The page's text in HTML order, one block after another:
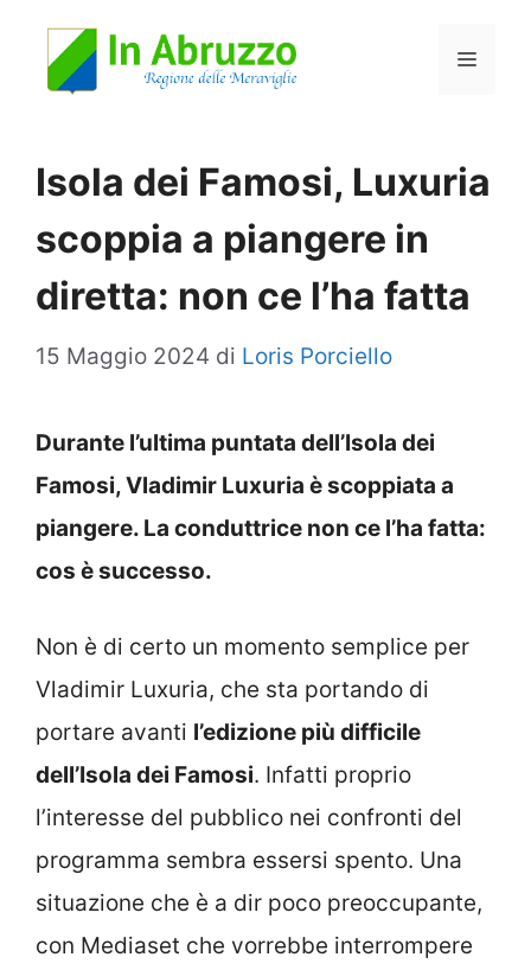
Menu
Isola dei Famosi, Luxuria
scoppia a piangere in
diretta: non ce l’ha fatta
15 Maggio 2024 di Loris Porciello
Durante l’ultima puntata dell’Isola dei
Famosi, Vladimir Luxuria è scoppiata a
piangere. La conduttrice non ce l’ha fatta:
cos è successo.
Non è di certo un momento semplice per
Vladimir Luxuria, che sta portando di
portare avanti l’edizione più difficile
dell’Isola dei Famosi. Infatti proprio
l’interesse del pubblico nei confronti del
programma sembra essersi spento. Una
situazione che è a dir poco preoccupante,
con Mediaset che vorrebbe interrompere